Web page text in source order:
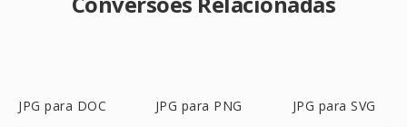
JPG para DOC JPG para PNG JPG para SVG